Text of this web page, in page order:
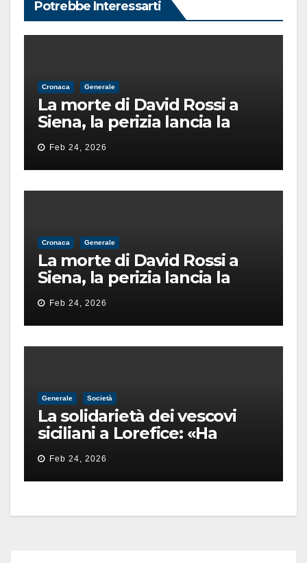
Potrebbe Interessarti
Cronaca Generale
La morte di David Rossi a
Siena, la perizia lancia la
pista di un’intimidazione
finita male
Feb 24, 2026
Cronaca Generale
La morte di David Rossi a
Siena, la perizia lancia la
pista di un’intimidazione
finita male
Feb 24, 2026
Generale Società
La solidarietà dei vescovi
siciliani a Lorefice: «Ha
difeso il valore e la dignità
dell’umanità»
Feb 24, 2026